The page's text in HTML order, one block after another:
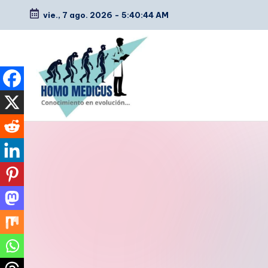
Saltar
contenido
vie., 7 ago. 2026 - 5:40:45 AM